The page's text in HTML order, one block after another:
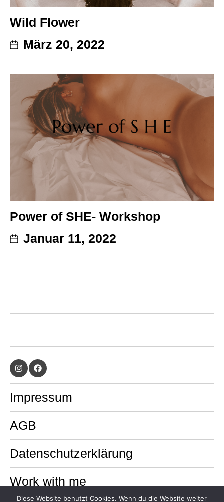
Wild Flower
März 20, 2022
Power of SHE- Workshop
Januar 11, 2022
Impressum
AGB
Datenschutzerklärung
Work with me
Diese Website benutzt Cookies. Wenn du die Website weiter